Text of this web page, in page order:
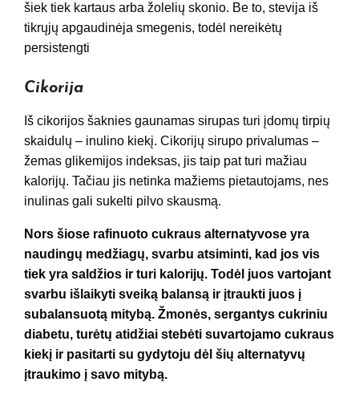
šiek tiek kartaus arba žolelių skonio. Be to, stevija iš
tikrųjų apgaudinėja smegenis, todėl nereikėtų
persistengti
Cikorija
Iš cikorijos šaknies gaunamas sirupas turi įdomų tirpių
skaidulų – inulino kiekį. Cikorijų sirupo privalumas –
žemas glikemijos indeksas, jis taip pat turi mažiau
kalorijų. Tačiau jis netinka mažiems pietautojams, nes
inulinas gali sukelti pilvo skausmą.
Nors šiose rafinuoto cukraus alternatyvose yra
naudingų medžiagų, svarbu atsiminti, kad jos vis
tiek yra saldžios ir turi kalorijų. Todėl juos vartojant
svarbu išlaikyti sveiką balansą ir įtraukti juos į
subalansuotą mitybą. Žmonės, sergantys cukriniu
diabetu, turėtų atidžiai stebėti suvartojamo cukraus
kiekį ir pasitarti su gydytoju dėl šių alternatyvų
įtraukimo į savo mitybą.